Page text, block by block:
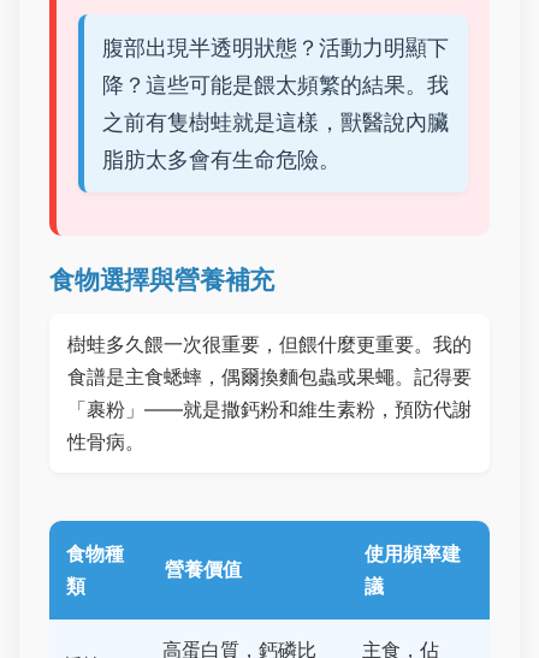
腹部出現半透明狀態？活動力明顯下
降？這些可能是餵太頻繁的結果。我
之前有隻樹蛙就是這樣，獸醫說內臟
脂肪太多會有生命危險。
食物選擇與營養補充
樹蛙多久餵一次很重要，但餵什麼更重要。我的
食譜是主食蟋蟀，偶爾換麵包蟲或果蠅。記得要
「裹粉」——就是撒鈣粉和維生素粉，預防代謝
性骨病。
食物種
類
營養價值
使用頻率建
議
高蛋白質，鈣磷比
主食，佔